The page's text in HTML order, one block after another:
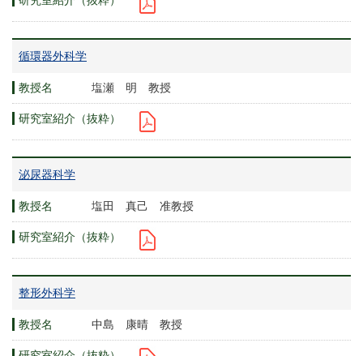
循環器外科学
塩瀬 明 教授
泌尿器科学
塩田 真己 准教授
整形外科学
中島 康晴 教授